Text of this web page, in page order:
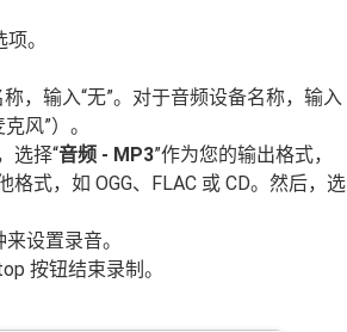
。
，输入“无”。对于音频设备名称，输入
风”）。
选择“音频 - MP3”作为您的输出格式，
式，如 OGG、FLAC 或 CD。然后，选
设置录音。
按钮结束录制。